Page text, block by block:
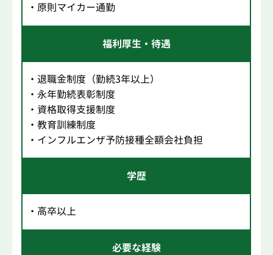
・原則マイカー通勤
福利厚生・待遇
・退職金制度（勤続3年以上）
・永年勤続表彰制度
・資格取得支援制度
・教育訓練制度
・インフルエンザ予防接種全額会社負担
学歴
・高卒以上
必要な経験